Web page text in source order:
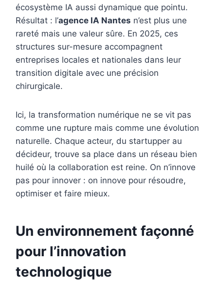
écosystème IA aussi dynamique que pointu.
Résultat : l’agence IA Nantes n’est plus une
rareté mais une valeur sûre. En 2025, ces
structures sur-mesure accompagnent
entreprises locales et nationales dans leur
transition digitale avec une précision
chirurgicale.
Ici, la transformation numérique ne se vit pas
comme une rupture mais comme une évolution
naturelle. Chaque acteur, du startupper au
décideur, trouve sa place dans un réseau bien
huilé où la collaboration est reine. On n’innove
pas pour innover : on innove pour résoudre,
optimiser et faire mieux.
Un environnement façonné
pour l’innovation
technologique